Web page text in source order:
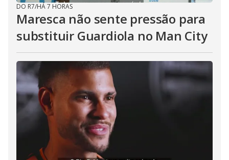
DO R7/HÁ 7 HORAS
Maresca não sente pressão para
substituir Guardiola no Man City